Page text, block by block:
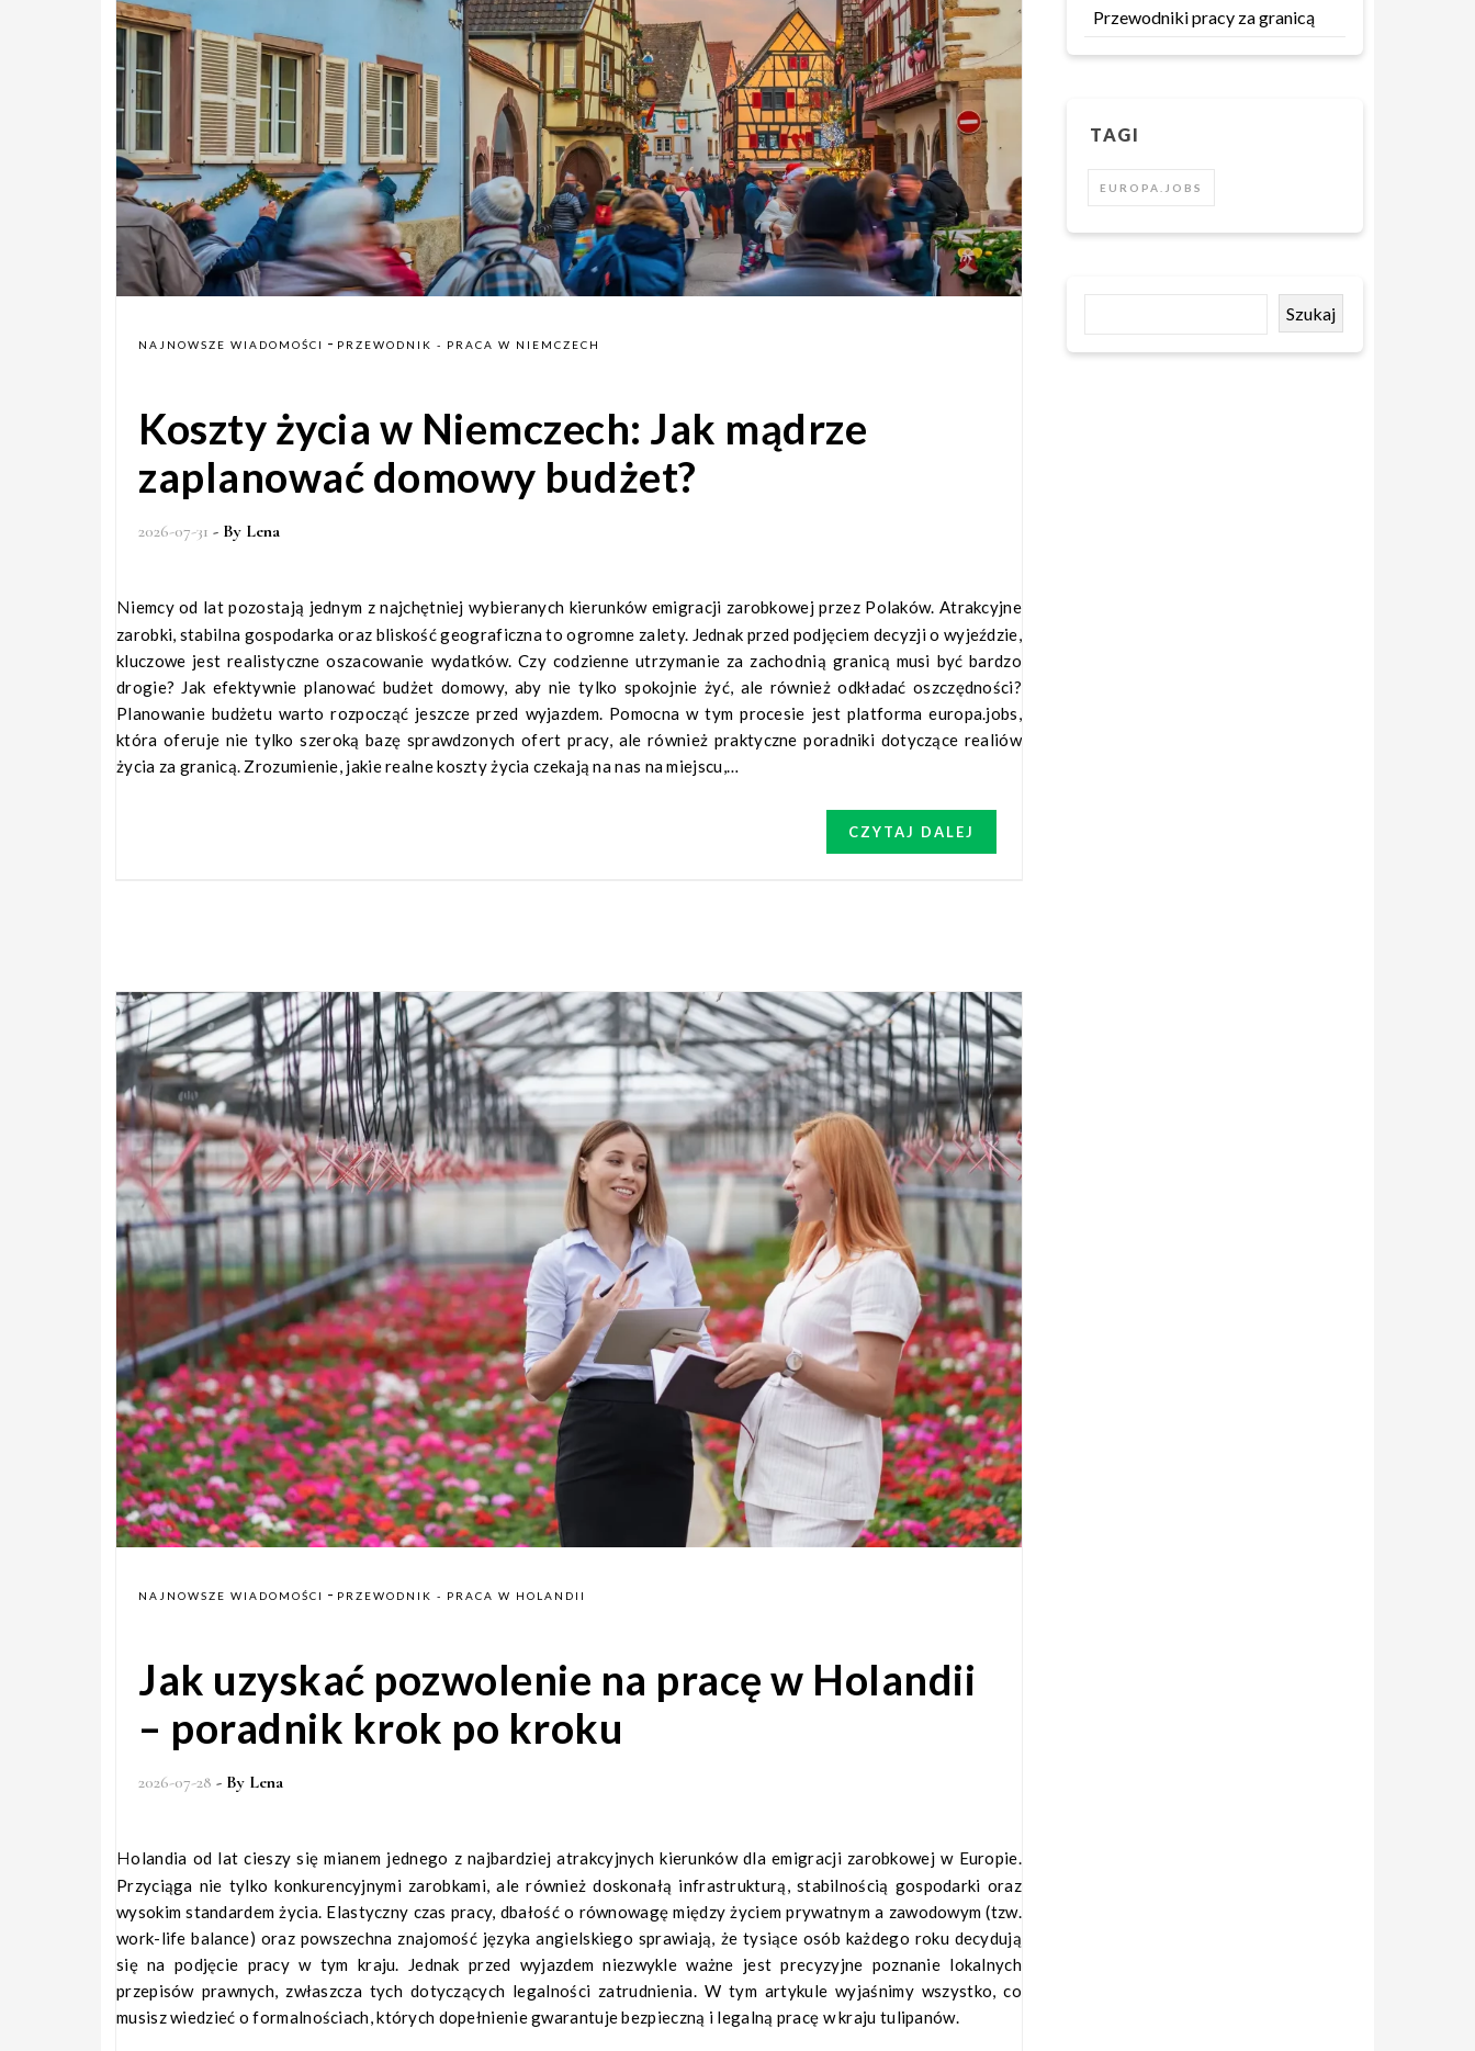
NAJNOWSZE WIADOMOŚCI - PRZEWODNIK - PRACA W NIEMCZECH
Koszty życia w Niemczech: Jak mądrze
zaplanować domowy budżet?
2026-07-31 - By Lena
Niemcy od lat pozostają jednym z najchętniej wybieranych kierunków emigracji zarobkowej przez Polaków. Atrakcyjne
zarobki, stabilna gospodarka oraz bliskość geograficzna to ogromne zalety. Jednak przed podjęciem decyzji o wyjeździe,
kluczowe jest realistyczne oszacowanie wydatków. Czy codzienne utrzymanie za zachodnią granicą musi być bardzo
drogie? Jak efektywnie planować budżet domowy, aby nie tylko spokojnie żyć, ale również odkładać oszczędności?
Planowanie budżetu warto rozpocząć jeszcze przed wyjazdem. Pomocna w tym procesie jest platforma europa.jobs,
która oferuje nie tylko szeroką bazę sprawdzonych ofert pracy, ale również praktyczne poradniki dotyczące realiów
życia za granicą. Zrozumienie, jakie realne koszty życia czekają na nas na miejscu,…
CZYTAJ DALEJ
NAJNOWSZE WIADOMOŚCI - PRZEWODNIK - PRACA W HOLANDII
Jak uzyskać pozwolenie na pracę w Holandii
– poradnik krok po kroku
2026-07-28 - By Lena
Holandia od lat cieszy się mianem jednego z najbardziej atrakcyjnych kierunków dla emigracji zarobkowej w Europie.
Przyciąga nie tylko konkurencyjnymi zarobkami, ale również doskonałą infrastrukturą, stabilnością gospodarki oraz
wysokim standardem życia. Elastyczny czas pracy, dbałość o równowagę między życiem prywatnym a zawodowym (tzw.
work-life balance) oraz powszechna znajomość języka angielskiego sprawiają, że tysiące osób każdego roku decydują
się na podjęcie pracy w tym kraju. Jednak przed wyjazdem niezwykle ważne jest precyzyjne poznanie lokalnych
przepisów prawnych, zwłaszcza tych dotyczących legalności zatrudnienia. W tym artykule wyjaśnimy wszystko, co
musisz wiedzieć o formalnościach, których dopełnienie gwarantuje bezpieczną i legalną pracę w kraju tulipanów.
Przewodniki pracy za granicą
TAGI
EUROPA.JOBS
Szukaj